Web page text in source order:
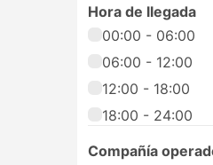
Hora de llegada
00:00 - 06:00
06:00 - 12:00
12:00 - 18:00
18:00 - 24:00
Compañía